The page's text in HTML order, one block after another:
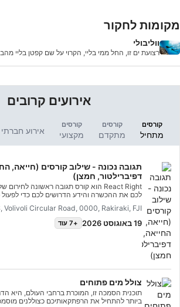
מקומות לחקור
ווליבולי
רצועת ים זו, החל ממי בליי, הקרוי על שם קפטן בליי
אירועים קרובים
קורסים
מתחיל
קורסים
מתקדם
קורסים
מקצועי אירוע חברתי
תגובה נכונה - שילוב קורסים (חייאה,
דפיברילטור, חמצן)
לכם את ההכשרה והידע הדרושים לכם כדי לפעול
נושאים תרצו ללמוד, כולל הערכה ראשונית,
החייאה וטכניקות ייצוב ראשוני. תוכלו גם ללמוד
במצבי חירום בצלילה ועל יסודות השימוש
Right. התחילו עוד היום!
Volivoli Circular Road, 0000, Rakiraki, FJI
19 באוגוסט 2026 +7 עוד
צולל מים פתוחים
תוכנית הסמכה זו, המוכרת ברחבי העולם, היא
ביותר להתחיל את הרפתקאותיכם כצוללנים